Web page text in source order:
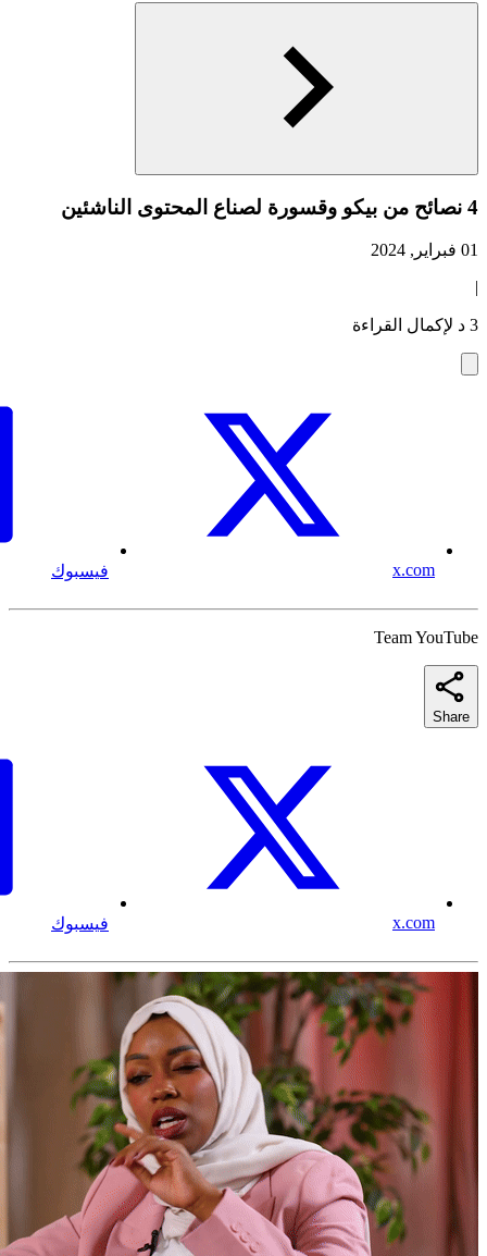
4 نصائح من بيكو وقسورة لصناع المحتوى الناشئين
01 فبراير, 2024
|
3 د لإكمال القراءة
x.com فيسبوك
Team YouTube
Share
x.com فيسبوك